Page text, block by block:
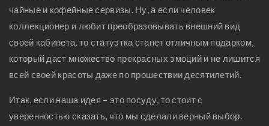
чайные и кофейные сервизы. Ну, а если человек
коллекционер и любит преобразовывать внешний вид
своей кабинета, то статуэтка станет отличным подарком,
который даст множество прекрасных эмоций и не лишится
всей своей красоты даже по прошествии десятилетий.
Итак, если наша идея – это посуду, то стоит с
уверенностью сказать, что мы сделали верный выбор.